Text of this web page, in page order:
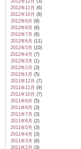
2012年12月 (3)
2012年11月 (6)
2012年10月 (8)
2012年9月 (9)
2012年8月 (6)
2012年7月 (8)
2012年6月 (11)
2012年5月 (10)
2012年4月 (7)
2012年3月 (1)
2012年2月 (3)
2012年1月 (5)
2011年12月 (7)
2011年11月 (9)
2011年10月 (7)
2011年9月 (5)
2011年8月 (3)
2011年7月 (3)
2011年6月 (2)
2011年5月 (3)
2011年4月 (3)
2011年3月 (6)
2011年2月 (3)